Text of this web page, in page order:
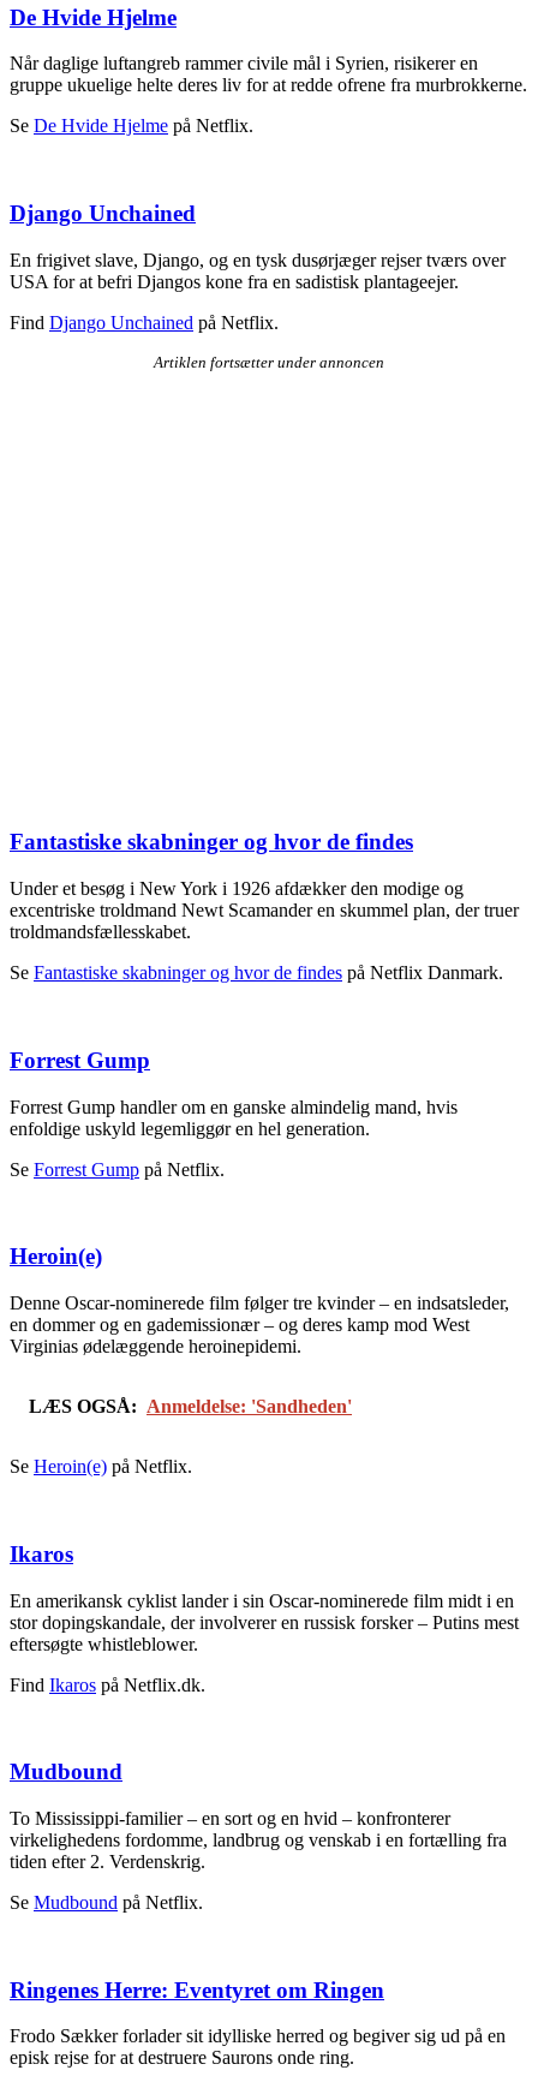
De Hvide Hjelme
Når daglige luftangreb rammer civile mål i Syrien, risikerer en
gruppe ukuelige helte deres liv for at redde ofrene fra murbrokkerne.
Se De Hvide Hjelme på Netflix.
Django Unchained
En frigivet slave, Django, og en tysk dusørjæger rejser tværs over
USA for at befri Djangos kone fra en sadistisk plantageejer.
Find Django Unchained på Netflix.
Artiklen fortsætter under annoncen
Fantastiske skabninger og hvor de findes
Under et besøg i New York i 1926 afdækker den modige og
excentriske troldmand Newt Scamander en skummel plan, der truer
troldmandsfællesskabet.
Se Fantastiske skabninger og hvor de findes på Netflix Danmark.
Forrest Gump
Forrest Gump handler om en ganske almindelig mand, hvis
enfoldige uskyld legemliggør en hel generation.
Se Forrest Gump på Netflix.
Heroin(e)
Denne Oscar-nominerede film følger tre kvinder – en indsatsleder,
en dommer og en gademissionær – og deres kamp mod West
Virginias ødelæggende heroinepidemi.
LÆS OGSÅ: Anmeldelse: 'Sandheden'
Se Heroin(e) på Netflix.
Ikaros
En amerikansk cyklist lander i sin Oscar-nominerede film midt i en
stor dopingskandale, der involverer en russisk forsker – Putins mest
eftersøgte whistleblower.
Find Ikaros på Netflix.dk.
Mudbound
To Mississippi-familier – en sort og en hvid – konfronterer
virkelighedens fordomme, landbrug og venskab i en fortælling fra
tiden efter 2. Verdenskrig.
Se Mudbound på Netflix.
Ringenes Herre: Eventyret om Ringen
Frodo Sækker forlader sit idylliske herred og begiver sig ud på en
episk rejse for at destruere Saurons onde ring.